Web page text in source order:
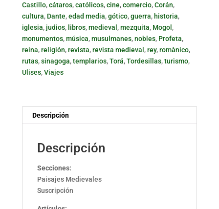
Castillo,cátaros,católicos,cine,comercio,Corán,
cultura, Dante,edad media,gótico,guerra, historia,
iglesia, judios, libros,medieval ,mezquita, Mogol ,
monumentos,música,musulmanes,nobles, Profeta,
reina,religión,revista,revista medieval ,rey,romànico,
rutas,sinagoga,templarios,Torá,Tordesillas,turismo,
Ulises,Viajes
Descripción
Descripción
Secciones:
Paisajes Medievales
Suscripción